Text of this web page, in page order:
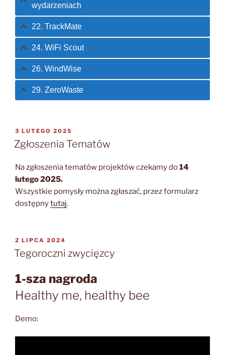
wydarzeniach
22. TrackMate
24. WiFi Scout
26. WindWise
29. ZeroWaste
OPUBLIKOWANE
W
3 LUTEGO 2025
Zgłoszenia Tematów
Na zgłoszenia tematów projektów czekamy do14
lutego 2025.
Wszystkie pomysły można zgłaszać, przez formularz
dostępnytutaj.
OPUBLIKOWANE
W
2 LIPCA 2024
Tegoroczni zwycięzcy
1-sza nagroda
Healthy me, healthy bee
Demo: